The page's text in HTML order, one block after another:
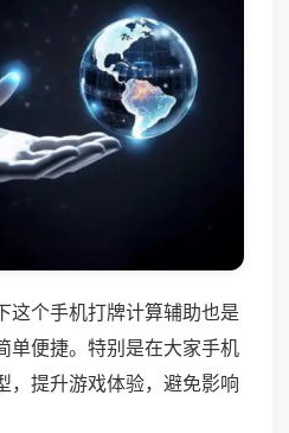
这个手机打牌计算辅助也是
单便捷。特别是在大家手机
，提升游戏体验，避免影响